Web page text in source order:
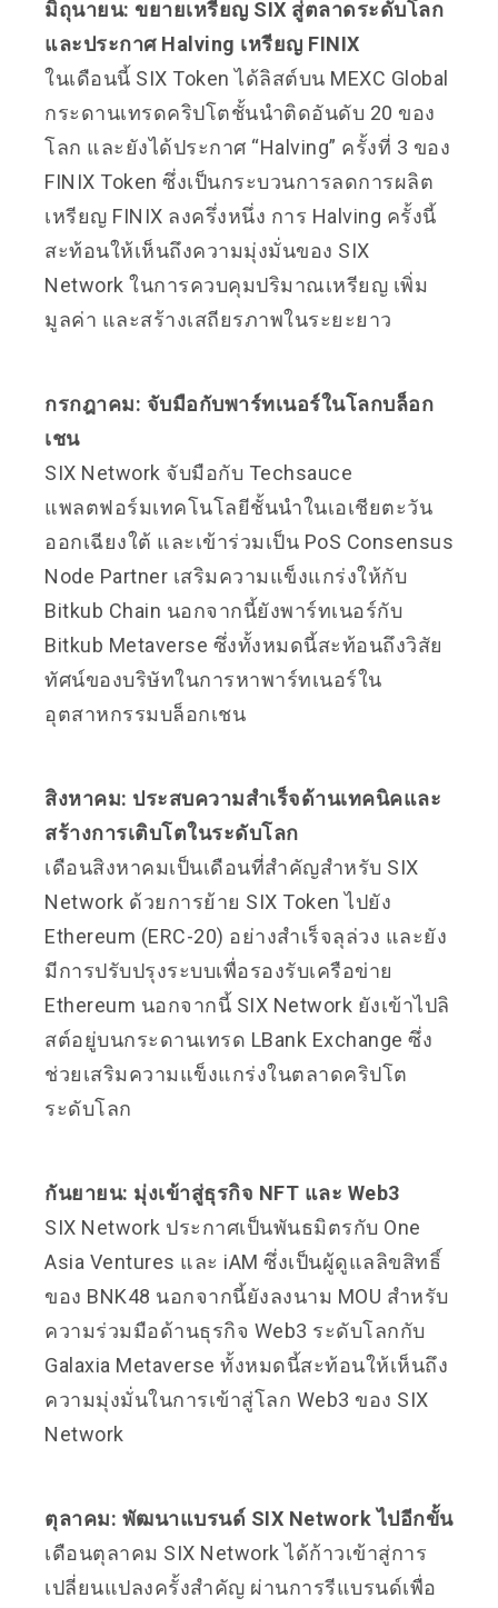
มิถุนายน: ขยายเหรียญ SIX สู่ตลาดระดับโลก
และประกาศ Halving เหรียญ FINIX
ในเดือนนี้ SIX Token ได้ลิสต์บน MEXC Global
กระดานเทรดคริปโตชั้นนำติดอันดับ 20 ของ
โลก และยังได้ประกาศ “Halving” ครั้งที่ 3 ของ
FINIX Token ซึ่งเป็นกระบวนการลดการผลิต
เหรียญ FINIX ลงครึ่งหนึ่ง การ Halving ครั้งนี้
สะท้อนให้เห็นถึงความมุ่งมั่นของ SIX
Network ในการควบคุมปริมาณเหรียญ เพิ่ม
มูลค่า และสร้างเสถียรภาพในระยะยาว
กรกฎาคม: จับมือกับพาร์ทเนอร์ในโลกบล็อก
เชน
SIX Network จับมือกับ Techsauce
แพลตฟอร์มเทคโนโลยีชั้นนำในเอเชียตะวัน
ออกเฉียงใต้ และเข้าร่วมเป็น PoS Consensus
Node Partner เสริมความแข็งแกร่งให้กับ
Bitkub Chain นอกจากนี้ยังพาร์ทเนอร์กับ
Bitkub Metaverse ซึ่งทั้งหมดนี้สะท้อนถึงวิสัย
ทัศน์ของบริษัทในการหาพาร์ทเนอร์ใน
อุตสาหกรรมบล็อกเชน
สิงหาคม: ประสบความสำเร็จด้านเทคนิคและ
สร้างการเติบโตในระดับโลก
เดือนสิงหาคมเป็นเดือนที่สำคัญสำหรับ SIX
Network ด้วยการย้าย SIX Token ไปยัง
Ethereum (ERC-20) อย่างสำเร็จลุล่วง และยัง
มีการปรับปรุงระบบเพื่อรองรับเครือข่าย
Ethereum นอกจากนี้ SIX Network ยังเข้าไปลิ
สต์อยู่บนกระดานเทรด LBank Exchange ซึ่ง
ช่วยเสริมความแข็งแกร่งในตลาดคริปโต
ระดับโลก
กันยายน: มุ่งเข้าสู่ธุรกิจ NFT และ Web3
SIX Network ประกาศเป็นพันธมิตรกับ One
Asia Ventures และ iAM ซึ่งเป็นผู้ดูแลลิขสิทธิ์
ของ BNK48 นอกจากนี้ยังลงนาม MOU สำหรับ
ความร่วมมือด้านธุรกิจ Web3 ระดับโลกกับ
Galaxia Metaverse ทั้งหมดนี้สะท้อนให้เห็นถึง
ความมุ่งมั่นในการเข้าสู่โลก Web3 ของ SIX
Network
ตุลาคม: พัฒนาแบรนด์ SIX Network ไปอีกขั้น
เดือนตุลาคม SIX Network ได้ก้าวเข้าสู่การ
เปลี่ยนแปลงครั้งสำคัญ ผ่านการรีแบรนด์เพื่อ